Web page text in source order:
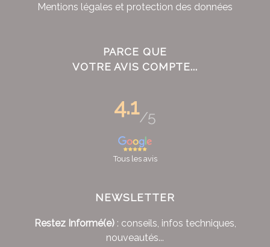
Mentions légales et protection des données
PARCE QUE
VOTRE AVIS COMPTE...
4.1/5
Tous les avis
NEWSLETTER
Restez Informé(e): conseils, infos techniques,
nouveautés...